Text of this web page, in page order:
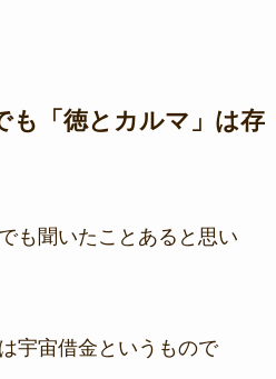
も「徳とカルマ」は存
も聞いたことあると思い
宇宙借金というもので